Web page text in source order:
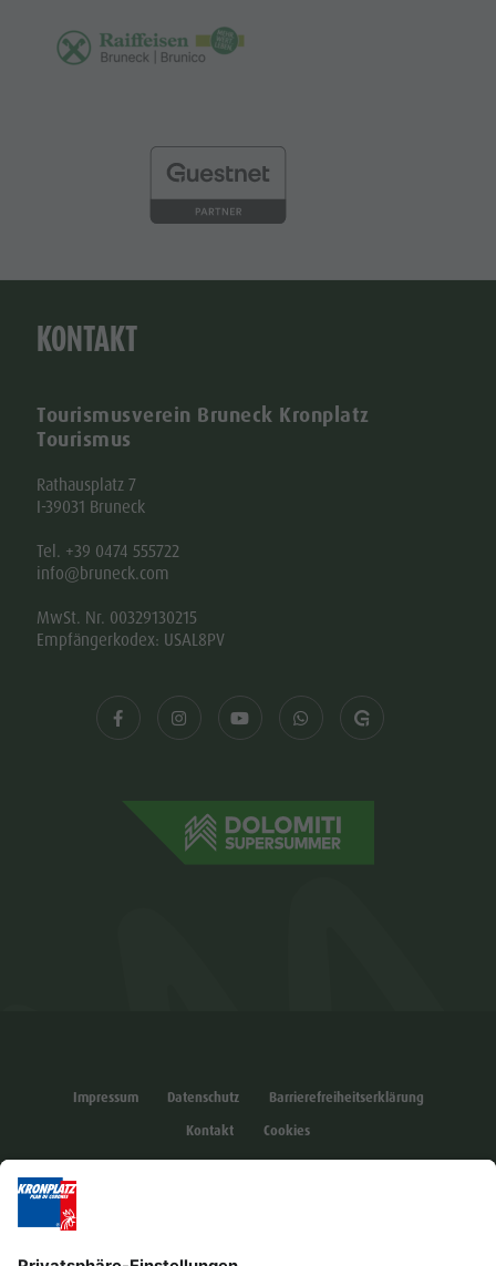
KONTAKT
Tourismusverein Bruneck Kronplatz
Tourismus
Rathausplatz 7
I-39031 Bruneck
Tel. +39 0474 555722
info@bruneck.com
MwSt. Nr. 00329130215
Empfängerkodex: USAL8PV
Impressum Datenschutz
Barrierefreiheitserklärung
Kontakt
Cookies